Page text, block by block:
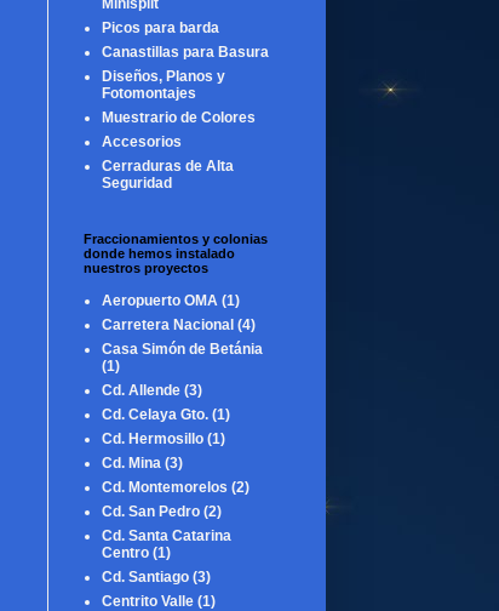
Picos para barda
Canastillas para Basura
Diseños, Planos y
Fotomontajes
Muestrario de Colores
Accesorios
Cerraduras de Alta
Seguridad
Fraccionamientos y colonias
donde hemos instalado
nuestros proyectos
Aeropuerto OMA (1)
Carretera Nacional (4)
Casa Simón de Betánia
(1)
Cd. Allende (3)
Cd. Celaya Gto. (1)
Cd. Hermosillo (1)
Cd. Mina (3)
Cd. Montemorelos (2)
Cd. San Pedro (2)
Cd. Santa Catarina
Centro (1)
Cd. Santiago (3)
Centrito Valle (1)